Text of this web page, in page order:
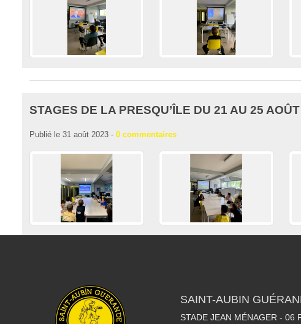
STAGES DE LA PRESQU’ÎLE DU 21 AU 25
Publié le 31 août 2023 - 0 commentaires
SAINT-AUBIN
STADE JEAN MÉNAGER - 06